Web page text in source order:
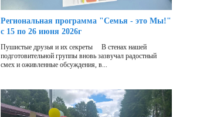
Региональная программа "Семья - это Мы!"
с 15 по 26 июня 2026г
Пушистые друзья и их секреты В стенах нашей
подготовительной группы вновь зазвучал радостный
смех и оживленные обсуждения, в...